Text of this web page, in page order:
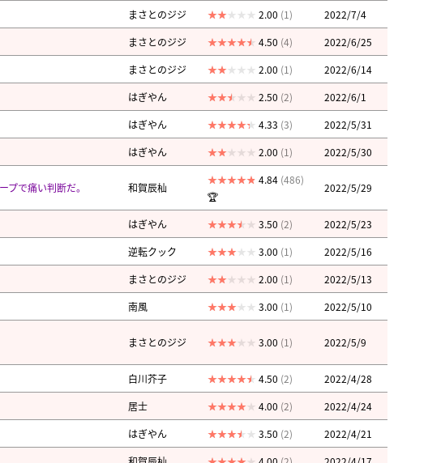
まさとのジジ 2.00 (1)
2022/7/4
まさとのジジ 4.50 (4)
2022/6/25
まさとのジジ 2.00 (1)
2022/6/14
はぎやん 2.50 (2)
2022/6/1
はぎやん 4.33 (3)
2022/5/31
はぎやん 2.00 (1) 2022/5/30
で痛い判断だ。 和賀辰杣
4.84 (486)
🏆
2022/5/29
はぎやん 3.50 (2)
2022/5/23
逆転クック 3.00 (1)
2022/5/16
まさとのジジ 2.00 (1)
2022/5/13
南風 3.00 (1) 2022/5/10
まさとのジジ 3.00 (1) 2022/5/9
白川芥子 4.50 (2)
2022/4/28
居士 4.00 (2)
2022/4/24
はぎやん 3.50 (2)
2022/4/21